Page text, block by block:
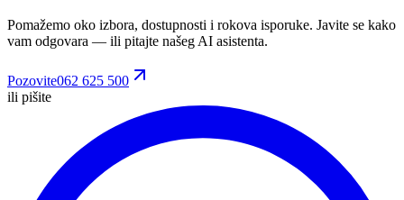
Pomažemo oko izbora, dostupnosti i rokova isporuke. Javite se kako
vam odgovara — ili pitajte našeg AI asistenta.
Pozovite062 625 500
ili pišite